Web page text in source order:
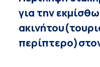
για την